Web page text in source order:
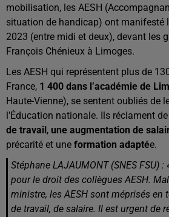
mobilisation, les AESH
situation de handicap) ont manifesté
2023 (entre midi et deux), devant les
François Chénieux à Limoges.
Les AESH qui représentent plus de
France, 1 400 dans l’académie de
Haute-Vienne), se sentent oubliés de
l'Éducation nationale. Ils réclament de
de travail , une augmentation de
précarité et une formation adaptée.
Stéphane LAJAUMONT (SNES FSU)
pour le droit des collègues AESH.
ministre, les AESH sont méprisés en
de travail, de salaire. Il est urgent de